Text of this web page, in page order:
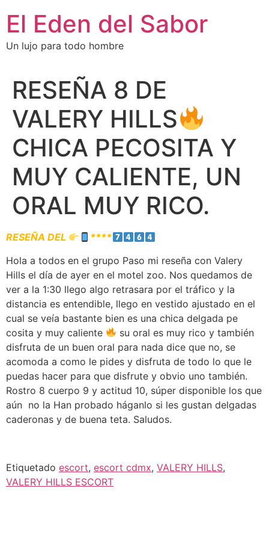
El Eden del Sabor
Un lujo para todo hombre
RESEÑA 8 DE
VALERY HILLS
CHICA PECOSITA Y
MUY CALIENTE, UN
ORAL MUY RICO.
RESEÑA DEL
****
Hola a todos en el grupo Paso mi reseña con Valery
Hills el día de ayer en el motel zoo. Nos quedamos de
ver a la 1:30 llego algo retrasara por el tráfico y la
distancia es entendible, llego en vestido ajustado en el
cual se veía bastante bien es una chica delgada pe
cosita y muy caliente
su oral es muy rico y también
disfruta de un buen oral para nada dice que no, se
acomoda a como le pides y disfruta de todo lo que le
puedas hacer para que disfrute y obvio uno también.
Rostro 8 cuerpo 9 y actitud 10, súper disponible los que
aún no la Han probado háganlo si les gustan delgadas
caderonas y de buena teta. Saludos.
Etiquetado escort, escort cdmx, VALERY HILLS,
VALERY HILLS ESCORT